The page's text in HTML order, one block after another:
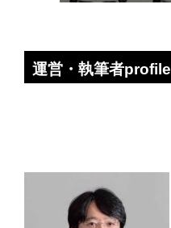
運営・執筆者profile